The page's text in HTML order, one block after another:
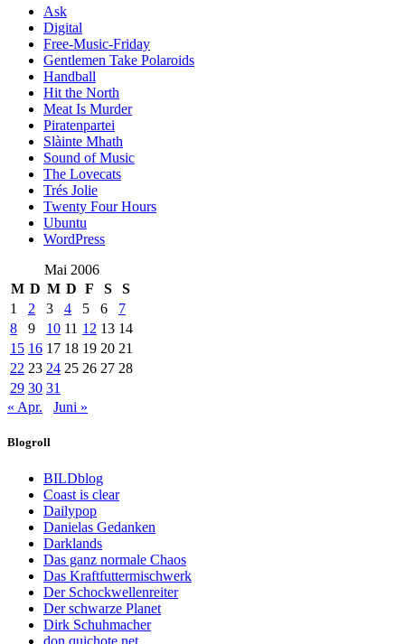
Ask
Digital
Free-Music-Friday
Gentlemen Take Polaroids
Handball
Hit the North
Meat Is Murder
Piratenpartei
Slàinte Mhath
Sound of Music
The Lovecats
Trés Jolie
Twenty Four Hours
Ubuntu
WordPress
Mai 2006
M D M D F S
S
1
2 3 4 5 6
7
8
9 10 11 12 13 14
15 16 17 18 19 20 21
22 23 24 25 26 27 28
29 30 31
« Apr.
Juni »
Blogroll
BILDblog
Coast is clear
Dailypop
Danielas Gedanken
Darklands
Das ganz normale Chaos
Das Kraftfuttermischwerk
Der Schockwellenreiter
Der schwarze Planet
Dirk Schuhmacher
don quichote.net